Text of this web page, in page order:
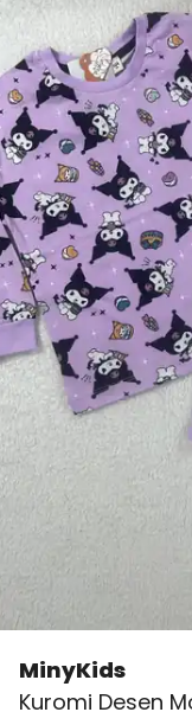
MinyKids
Kuromi Desen
👀 Şu an 4 kişi
inceliyor!